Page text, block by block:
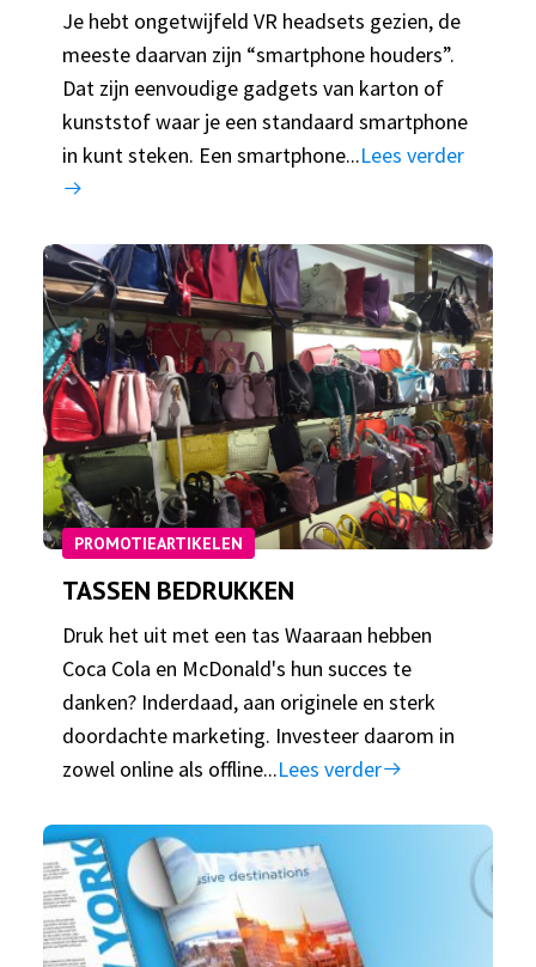
Je hebt ongetwijfeld VR headsets gezien, de
meeste daarvan zijn “smartphone houders”.
Dat zijn eenvoudige gadgets van karton of
kunststof waar je een standaard smartphone
in kunt steken. Een smartphone...Lees verder
PROMOTIEARTIKELEN
TASSEN BEDRUKKEN
Druk het uit met een tas Waaraan hebben
Coca Cola en McDonald's hun succes te
danken? Inderdaad, aan originele en sterk
doordachte marketing. Investeer daarom in
zowel online als offline...Lees verder